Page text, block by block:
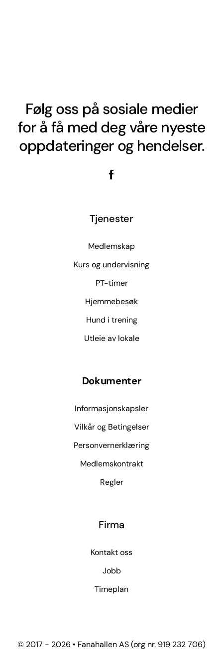
Følg oss på sosiale medier
for å få med deg våre nyeste
oppdateringer og hendelser.
Tjenester
Medlemskap
Kurs og undervisning
PT-timer
Hjemmebesøk
Hund i trening
Utleie av lokale
Dokumenter
Informasjonskapsler
Vilkår og Betingelser
Personvernerklæring
Medlemskontrakt
Regler
Firma
Kontakt oss
Jobb
Timeplan
© 2017 - 2026 • Fanahallen AS (org nr. 919 232 706)